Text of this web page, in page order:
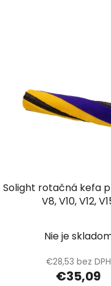
Solight rotačná kefa
V8, V10, V12,
Nie je
€28,53 bez DPH
€35,09